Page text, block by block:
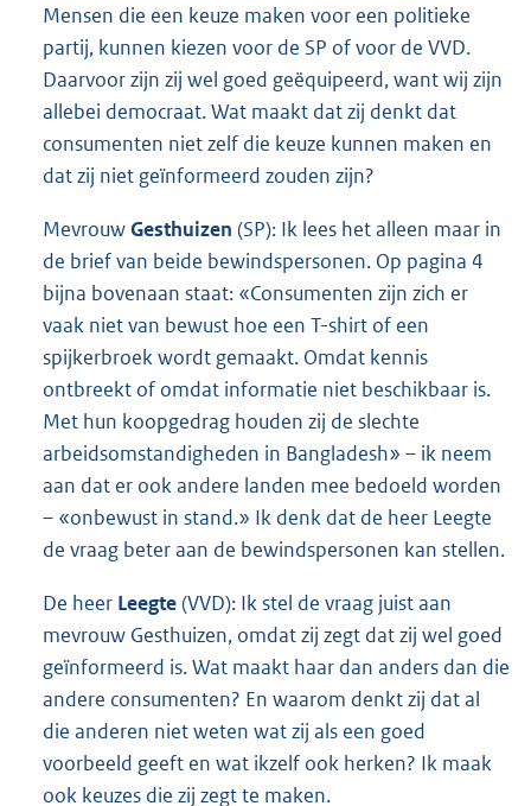
Mensen die een keuze maken voor een politieke
partij, kunnen kiezen voor de SP of voor de VVD.
Daarvoor zijn zij wel goed geëquipeerd, want wij zijn
allebei democraat. Wat maakt dat zij denkt dat
consumenten niet zelf die keuze kunnen maken en
dat zij niet geïnformeerd zouden zijn?
MevrouwGesthuizen (SP): Ik lees het alleen maar in
de brief van beide bewindspersonen. Op pagina 4
bijna bovenaan staat: «Consumenten zijn zich er
vaak niet van bewust hoe een T-shirt of een
spijkerbroek wordt gemaakt. Omdat kennis
ontbreekt of omdat informatie niet beschikbaar is.
Met hun koopgedrag houden zij de slechte
arbeidsomstandigheden in Bangladesh» – ik neem
aan dat er ook andere landen mee bedoeld worden
– «onbewust in stand.» Ik denk dat de heer Leegte
de vraag beter aan de bewindspersonen kan stellen.
De heer Leegte(VVD): Ik stel de vraag juist aan
mevrouw Gesthuizen, omdat zij zegt dat zij wel goed
geïnformeerd is. Wat maakt haar dan anders dan die
andere consumenten? En waarom denkt zij dat al
die anderen niet weten wat zij als een goed
voorbeeld geeft en wat ikzelf ook herken? Ik maak
ook keuzes die zij zegt te maken.